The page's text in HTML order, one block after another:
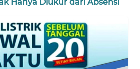
Hanya Diukur dari Absensi